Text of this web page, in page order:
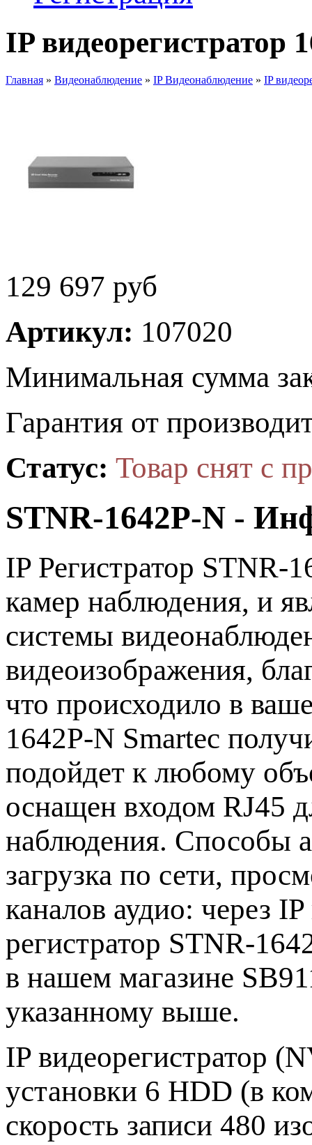
IP видеорегистратор
Главная » Видеонаблюдение » IP Видеонаблюдение » IP
129 697 руб
Артикул: 107020
Минимальная сумма
Гарантия от
Статус: Товар снят с
STNR-1642P-N -
IP Регистратор STNR-
камер наблюдения, и
системы
видеоизображения,
что происходило в
1642P-N Smartec
подойдет к любому
оснащен входом RJ45
наблюдения. Способы
загрузка по сети,
каналов аудио: через
регистратор STNR-
в нашем магазине
указанному выше.
IP видеорегистратор
установки 6 HDD (в
скорость записи 480